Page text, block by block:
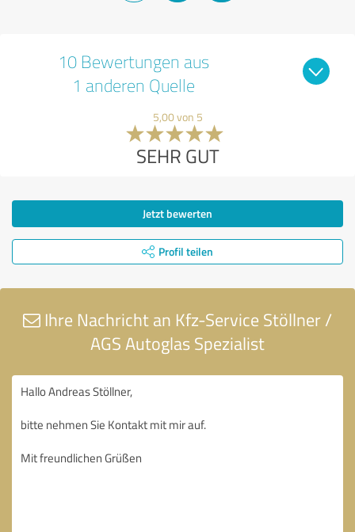
10 Bewertungen aus
1 anderen Quelle
5,00 von 5
SEHR GUT
Jetzt bewerten
Profil teilen
Ihre Nachricht an Kfz-Service Stöllner /
AGS Autoglas Spezialist